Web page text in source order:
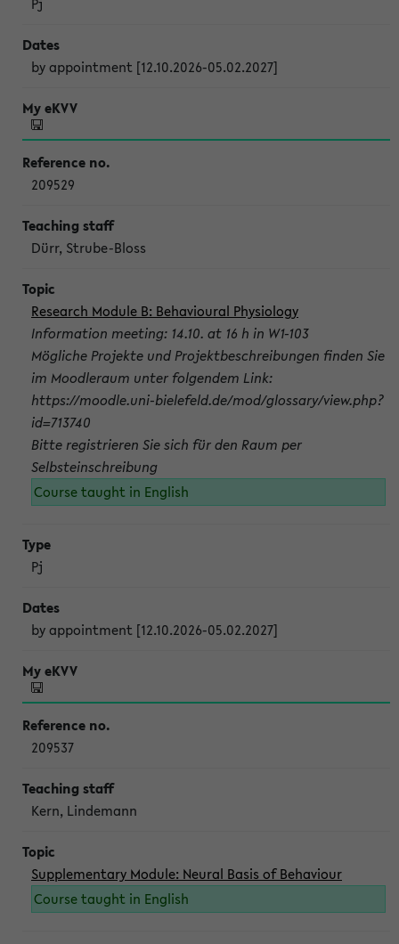
by appointment [12.10.2026-05.02.2027]
209529
Dürr, Strube-Bloss
Research Module B: Behavioural Physiology
Information meeting: 14.10. at 16 h in W1-103
Mögliche Projekte und Projektbeschreibungen finden Sie
im Moodleraum unter folgendem Link:
https://moodle.uni-bielefeld.de/mod/glossary/view.php?
id=713740
Bitte registrieren Sie sich für den Raum per
Selbsteinschreibung
Course taught in English
Pj
by appointment [12.10.2026-05.02.2027]
209537
Kern, Lindemann
Supplementary Module: Neural Basis of Behaviour
Course taught in English